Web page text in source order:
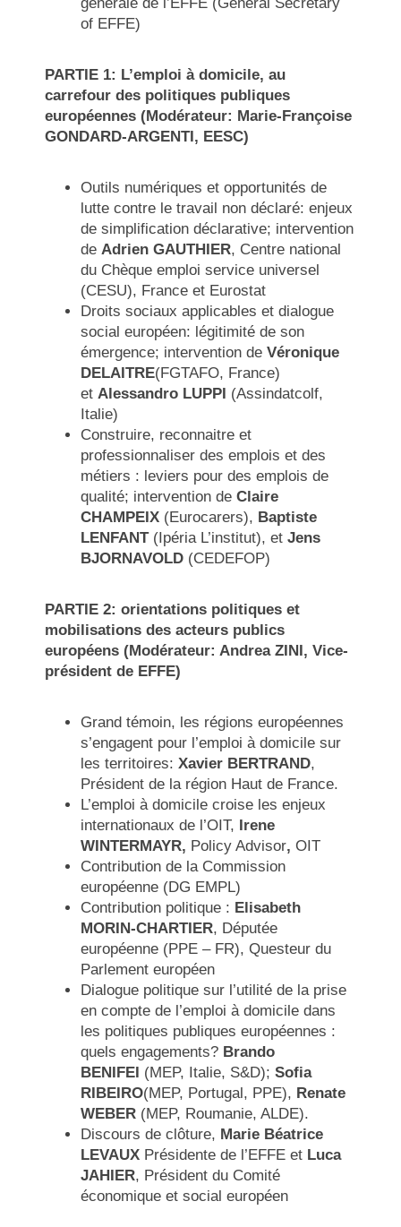
of EFFE)
PARTIE 1: L’emploi à domicile, au
carrefour des politiques publiques
européennes (Modérateur: Marie-Françoise
GONDARD-ARGENTI, EESC)
Outils numériques et opportunités de
lutte contre le travail non déclaré: enjeux
de simplification déclarative; intervention
de Adrien GAUTHIER, Centre national
du Chèque emploi service universel
(CESU), France et Eurostat
Droits sociaux applicables et dialogue
social européen: légitimité de son
émergence; intervention deVéronique
DELAITRE(FGTAFO, France)
et Alessandro LUPPI (Assindatcolf,
Italie)
Construire, reconnaitre et
professionnaliser des emplois et des
métiers : leviers pour des emplois de
qualité; intervention deClaire
CHAMPEIX (Eurocarers), Baptiste
LENFANT(Ipéria L’institut), etJens
BJORNAVOLD (CEDEFOP)
PARTIE 2: orientations politiques et
mobilisations des acteurs publics
européens (Modérateur: Andrea ZINI, Vice-
président de EFFE)
Grand témoin, les régions européennes
s’engagent pour l’emploi à domicile sur
les territoires:Xavier BERTRAND,
Président de la région Haut de France.
L’emploi à domicile croise les enjeux
internationaux de l’OIT, Irene
WINTERMAYR, Policy Advisor,OIT
Contribution de la Commission
européenne (DG EMPL)
Contribution politique : Elisabeth
MORIN-CHARTIER, Députée
européenne (PPE – FR), Questeur du
Parlement européen
Dialogue politique sur l’utilité de la prise
en compte de l’emploi à domicile dans
les politiques publiques européennes :
quels engagements? Brando
BENIFEI (MEP, Italie, S&D);Sofia
RIBEIRO(MEP, Portugal, PPE), Renate
WEBER (MEP, Roumanie, ALDE).
Discours de clôture, Marie Béatrice
LEVAUX Présidente de l’EFFE et Luca
JAHIER, Président du Comité
économique et social européen